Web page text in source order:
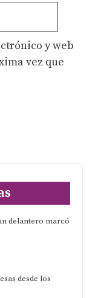
y web
vez que
delantero marcó
desde los